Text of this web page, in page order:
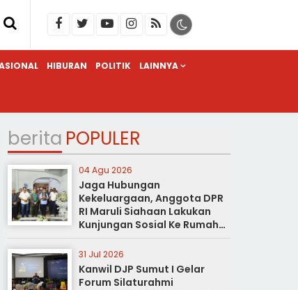
HIBURAN POLITIK LAINNYA
berita POPULER
04 Agu 2026
Jaga Hubungan
Kekeluargaan, Anggota DPR
RI Maruli Siahaan Lakukan
Kunjungan Sosial Ke Rumah
Duka
31 Jul 2026
Kanwil DJP Sumut I Gelar
Forum Silaturahmi